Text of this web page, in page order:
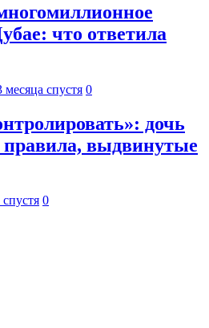
что ответила
месяца спустя 0
дочь
выдвинутые
0